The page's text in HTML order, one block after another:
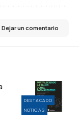
Dejar un comentario
DESTACADO
NOTICIAS